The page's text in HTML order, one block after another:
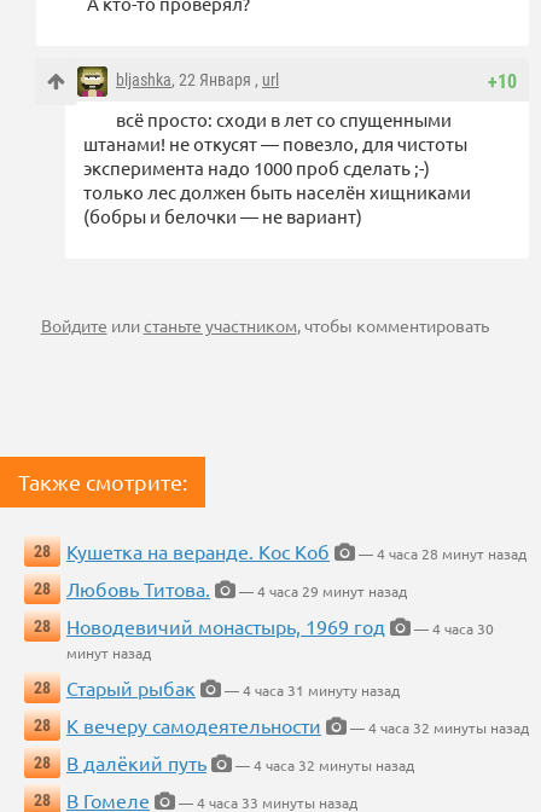
+10
bljashka, 22 Января , url
всё просто: сходи в лет со спущенными
штанами! не откусят — повезло, для чистоты
эксперимента надо 1000 проб сделать ;-)
только лес должен быть населён хищниками
(бобры и белочки — не вариант)
Войдите илистаньте участником, чтобы комментировать
Также смотрите:
28 Кушетка на веранде. Кос Коб
— 4 часа 28 минут назад
28
Любовь Титова.
— 4 часа 29 минут назад
28
Новодевичий монастырь, 1969 год
— 4 часа 30
минут назад
28
Старый рыбак
— 4 часа 31 минуту назад
28
К вечеру самодеятельности
— 4 часа 32 минуты назад
28
В далёкий путь
— 4 часа 32 минуты назад
28
В Гомеле
— 4 часа 33 минуты назад